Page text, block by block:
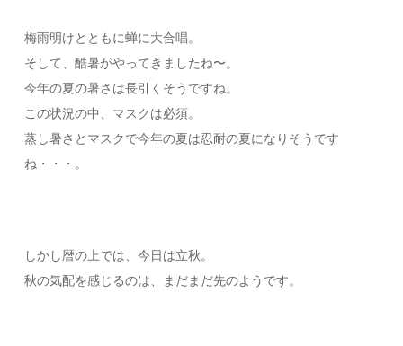
梅雨明けとともに蝉に大合唱。
そして、酷暑がやってきましたね〜。
今年の夏の暑さは長引くそうですね。
この状況の中、マスクは必須。
蒸し暑さとマスクで今年の夏は忍耐の夏になりそうです
ね・・・。
しかし暦の上では、今日は立秋。
秋の気配を感じるのは、まだまだ先のようです。